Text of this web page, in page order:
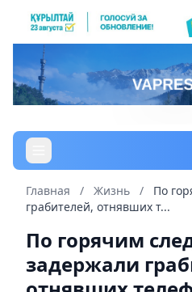
Главная / Жизнь /
По
грабителей, отнявших т...
По горячим
задержали